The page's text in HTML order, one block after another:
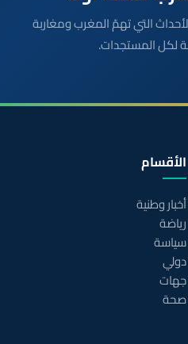
لكل الأحداث التي تهمّ المغرب ومغاربة
لكل المستجدات.
الأقسام
أخبار وطنية
رياضة
سياسة
دولي
جهات
صحة